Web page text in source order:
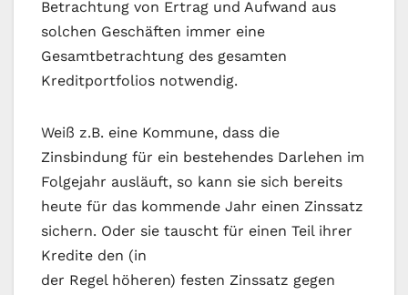
Betrachtung von Ertrag und Aufwand aus
solchen Geschäften immer eine
Gesamtbetrachtung des gesamten
Kreditportfolios notwendig.
Weiß z.B. eine Kommune, dass die
Zinsbindung für ein bestehendes Darlehen im
Folgejahr ausläuft, so kann sie sich bereits
heute für das kommende Jahr einen Zinssatz
sichern. Oder sie tauscht für einen Teil ihrer
Kredite den (in
der Regel höheren) festen Zinssatz gegen